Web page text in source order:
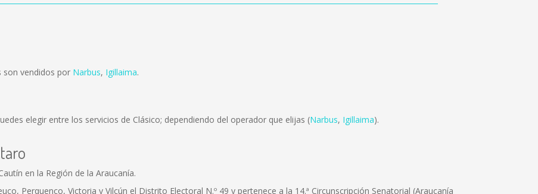
son vendidos por Narbus, Igillaima.
elegir entre los servicios de Clásico; dependiendo del operador que elijas (Narbus, Igillaima).
en la Región de la Araucanía.
Perquenco, Victoria y Vilcún el Distrito Electoral N.º 49 y pertenece a la 14.ª Circunscripción Senatorial (Araucanía